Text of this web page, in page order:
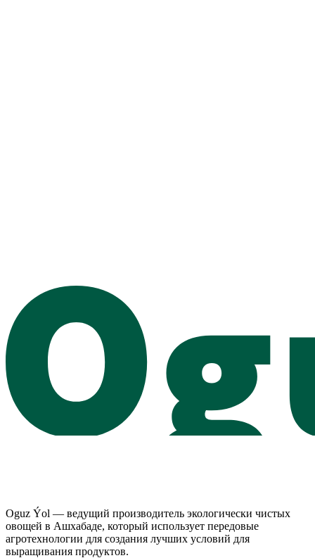
Oguz Ýol — ведущий производитель экологически чистых
овощей в Ашхабаде, который использует передовые
агротехнологии для создания лучших условий для
выращивания продуктов.